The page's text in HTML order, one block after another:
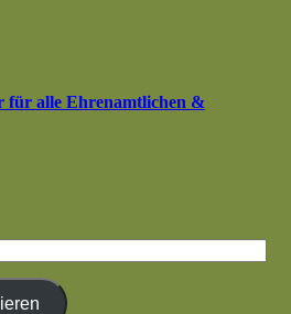
für alle Ehrenamtlichen &